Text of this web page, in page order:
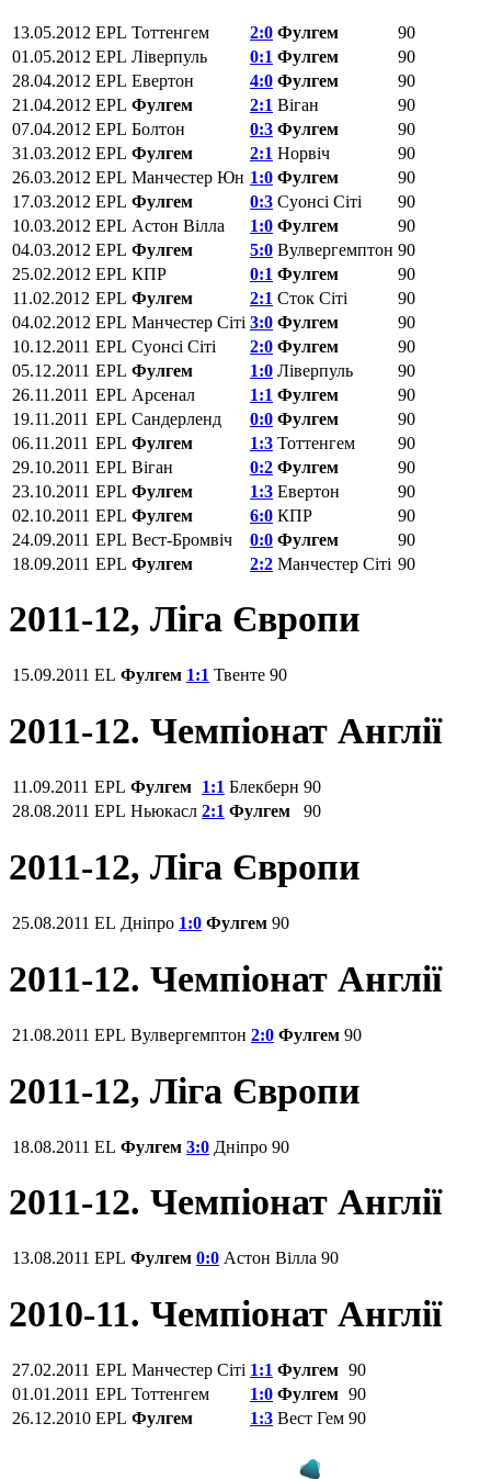
13.05.2012 EPL Тоттенгем 2:0 Фулгем
90
01.05.2012 EPL Ліверпуль 0:1 Фулгем
90
28.04.2012 EPL Евертон 4:0 Фулгем
90
21.04.2012 EPL Фулгем 2:1 Віган
90
07.04.2012 EPL Болтон 0:3 Фулгем
90
31.03.2012 EPL Фулгем 2:1 Норвіч
90
26.03.2012 EPL Манчестер Юн 1:0 Фулгем
90
17.03.2012 EPL Фулгем 0:3 Суонсі Сіті
90
10.03.2012 EPL Астон Вілла 1:0 Фулгем
90
04.03.2012 EPL Фулгем 5:0 Вулвергемптон 90
25.02.2012 EPL КПР 0:1 Фулгем
90
11.02.2012 EPL Фулгем 2:1 Сток Сіті
90
04.02.2012 EPL Манчестер Сіті 3:0 Фулгем
90
10.12.2011 EPL Суонсі Сіті 2:0 Фулгем
90
05.12.2011 EPL Фулгем 1:0 Ліверпуль
90
26.11.2011 EPL Арсенал 1:1 Фулгем
90
19.11.2011 EPL Сандерленд 0:0 Фулгем
90
06.11.2011 EPL Фулгем 1:3 Тоттенгем
90
29.10.2011 EPL Віган 0:2 Фулгем
90
23.10.2011 EPL Фулгем 1:3 Евертон
90
02.10.2011 EPL Фулгем 6:0 КПР
90
24.09.2011 EPL Вест-Бромвіч 0:0 Фулгем
90
18.09.2011 EPL Фулгем 2:2 Манчестер Сіті 90
2011-12, Ліга Європи
15.09.2011 EL Фулгем 1:1 Твенте 90
2011-12. Чемпіонат Англії
11.09.2011 EPL Фулгем 1:1 Блекберн 90
28.08.2011 EPL Ньюкасл 2:1 Фулгем 90
2011-12, Ліга Європи
25.08.2011 EL Дніпро 1:0 Фулгем 90
2011-12. Чемпіонат Англії
21.08.2011 EPL Вулвергемптон 2:0 Фулгем 90
2011-12, Ліга Європи
18.08.2011 EL Фулгем 3:0 Дніпро 90
2011-12. Чемпіонат Англії
13.08.2011 EPL Фулгем 0:0 Астон Вілла 90
2010-11. Чемпіонат Англії
27.02.2011 EPL Манчестер Сіті 1:1 Фулгем 90
01.01.2011 EPL Тоттенгем 1:0 Фулгем 90
26.12.2010 EPL Фулгем 1:3 Вест Гем 90